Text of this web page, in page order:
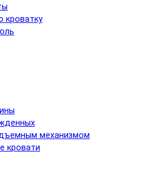
кроватку
механизмом
кровати